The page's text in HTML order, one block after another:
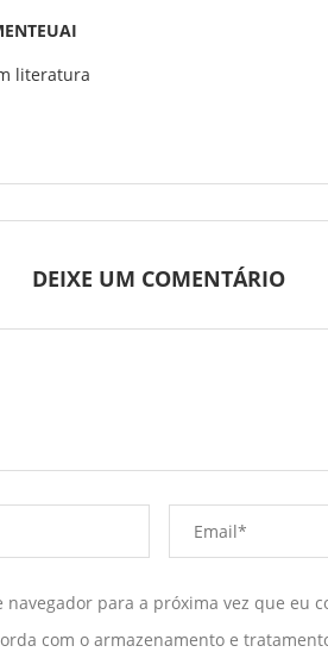
literatura
DEIXE UM COMENTÁRIO
navegador para a próxima vez que eu
com o armazenamento e